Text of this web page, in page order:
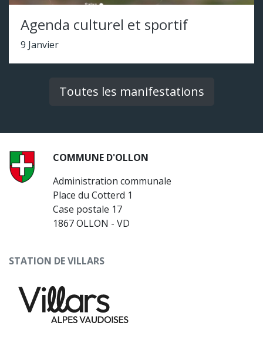
Agenda culturel et sportif
9 Janvier
Toutes les manifestations
COMMUNE D'OLLON
Administration communale
Place du Cotterd 1
Case postale 17
1867 OLLON - VD
STATION DE VILLARS